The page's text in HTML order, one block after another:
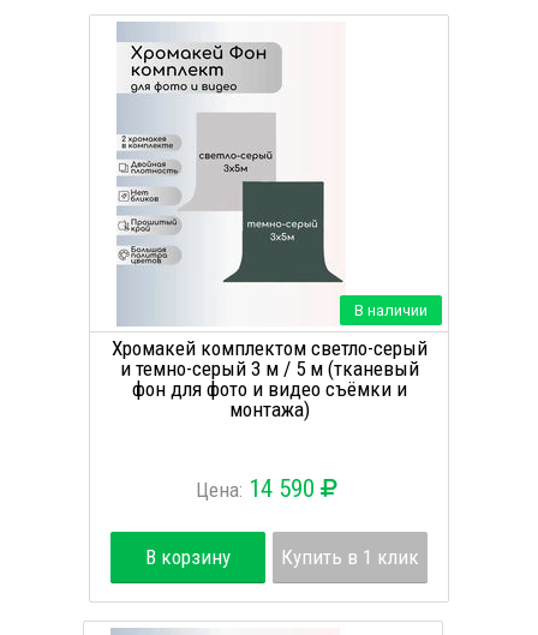
В наличии
Хромакей комплектом светло-серый
и темно-серый 3 м / 5 м (тканевый
фон для фото и видео съёмки и
монтажа)
Цена: 14 590
В корзину Купить в 1 клик